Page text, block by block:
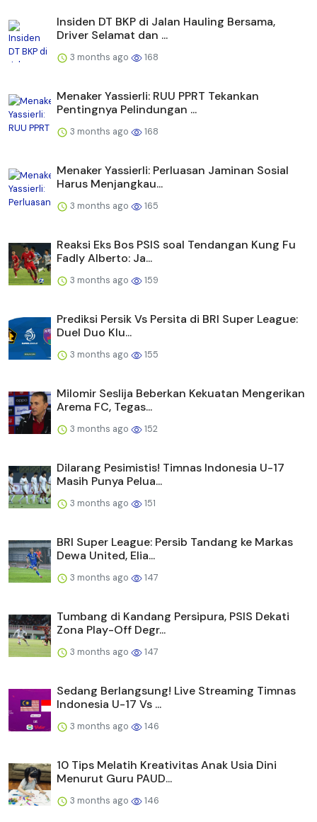
Insiden DT BKP di Jalan Hauling Bersama,
Driver Selamat dan ...
3 months ago 168
Menaker Yassierli: RUU PPRT Tekankan
Pentingnya Pelindungan ...
3 months ago 168
Menaker Yassierli: Perluasan Jaminan Sosial
Harus Menjangkau...
3 months ago 165
Reaksi Eks Bos PSIS soal Tendangan Kung Fu
Fadly Alberto: Ja...
3 months ago 159
Prediksi Persik Vs Persita di BRI Super League:
Duel Duo Klu...
3 months ago 155
Milomir Seslija Beberkan Kekuatan Mengerikan
Arema FC, Tegas...
3 months ago 152
Dilarang Pesimistis! Timnas Indonesia U-17
Masih Punya Pelua...
3 months ago 151
BRI Super League: Persib Tandang ke Markas
Dewa United, Elia...
3 months ago 147
Tumbang di Kandang Persipura, PSIS Dekati
Zona Play-Off Degr...
3 months ago 147
Sedang Berlangsung! Live Streaming Timnas
Indonesia U-17 Vs ...
3 months ago 146
10 Tips Melatih Kreativitas Anak Usia Dini
Menurut Guru PAUD...
3 months ago 146